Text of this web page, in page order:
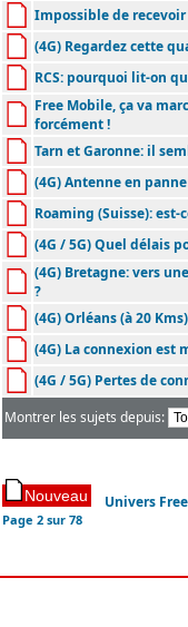
Impossible de
(4G) Regardez cette
RCS: pourquoi lit-on
Free Mobile, ça va
forcément !
Tarn et Garonne: il
(4G) Antenne en
Roaming (Suisse):
(4G / 5G) Quel délais
(4G) Bretagne: vers
?
(4G) Orléans (à 20
(4G) La connexion est
(4G / 5G) Pertes de
Montrer les sujets depuis:
Univers
Page2 sur78